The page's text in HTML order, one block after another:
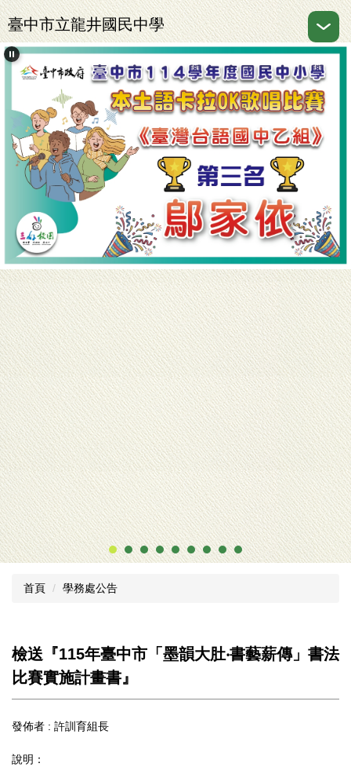
跳
到
主
要
區
臺中市立龍井國民中學
本校連續3年增班
首頁 學務處公告
檢送『115年臺中市「墨韻大肚‧書藝薪傳」書法
比賽實施計畫書』
發佈者 : 許訓育組長
說明：